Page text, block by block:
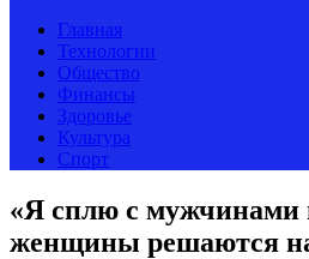
Главная
Технологии
Общество
Финансы
Здоровье
Культура
Спорт
«Я сплю с мужчинами
женщины решаются